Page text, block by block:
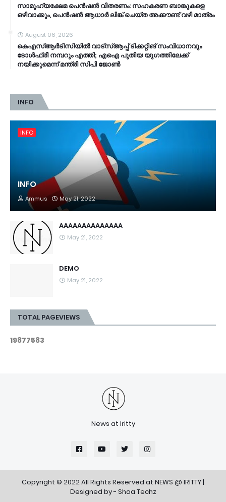
സാമൂ​ഹ്യക്ഷേമ പെൻഷൻ വിതരണം: സഹകരണ ബാങ്കുകളെ
ഒഴിവാക്കും, പെൻഷൻ ആധാർ‌ ലിങ്ക് ചെയ്ത അക്കൗണ്ട് വഴി മാത്രം
August 06, 2026
കെഎസ്ആര്‍ടിസിയിൽ വാട്‌സ്ആപ്പ് ടിക്കറ്റിങ് സംവിധാനവും
ടോൾഫ്രീ നമ്പറും എത്തി; എഐ പുതിയ യുഗത്തിലേക്ക്
നയിക്കുമെന്ന് മന്ത്രി സിപി ജോൺ
INFO
INFO
INFO
Ammus May 21, 2022
AAAAAAAAAAAAAA
May 21, 2022
DEMO
May 21, 2022
TOTAL PAGEVIEWS
19877583
News at Iritty
Copyright © 2022 All Rights Reserved at NEWS @ IRITTY |
Designed by - Shaa Techz